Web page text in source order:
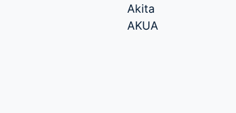
Akita
AKUA